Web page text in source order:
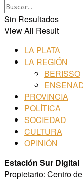
Sin Resultados
View All Result
LA PLATA
LA REGIÓN
BERISSO
PROVINCIA
POLÍTICA
SOCIEDAD
CULTURA
OPINIÓN
Estación Sur Digital
Propietario: Centro